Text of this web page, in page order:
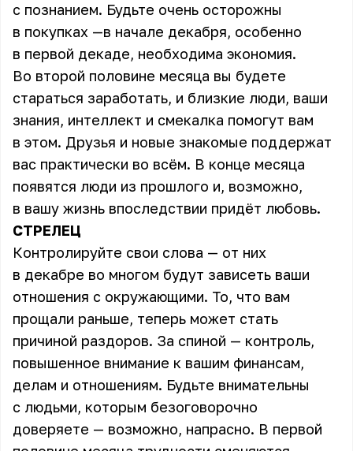
с познанием. Будьте очень осторожны
в покупках —в начале декабря, особенно
в первой декаде, необходима экономия.
Во второй половине месяца вы будете
стараться заработать, и близкие люди, ваши
знания, интеллект и смекалка помогут вам
в этом. Друзья и новые знакомые поддержат
вас практически во всём. В конце месяца
появятся люди из прошлого и, возможно,
в вашу жизнь впоследствии придёт любовь.
СТРЕЛЕЦ
Контролируйте свои слова — от них
в декабре во многом будут зависеть ваши
отношения с окружающими. То, что вам
прощали раньше, теперь может стать
причиной раздоров. За спиной — контроль,
повышенное внимание к вашим финансам,
делам и отношениям. Будьте внимательны
с людьми, которым безоговорочно
доверяете — возможно, напрасно. В первой